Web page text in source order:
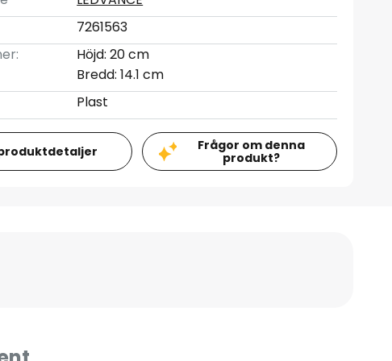
7261563
Höjd: 20 cm
Bredd: 14.1 cm
Plast
Frågor om denna
produkt?